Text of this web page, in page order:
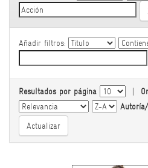
Añadir filtros:
Resultados por página |